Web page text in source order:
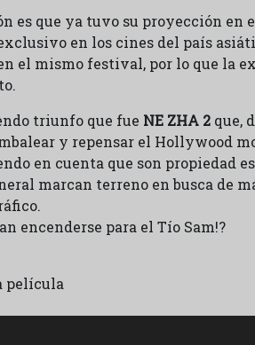
es que ya tuvo su proyección en
en los cines del país
el mismo festival, por lo que la
triunfo que fue NE ZHA 2 que,
y repensar el Hollywood
en cuenta que son propiedad
marcan terreno en busca de
encenderse para el Tío Sam!?
película